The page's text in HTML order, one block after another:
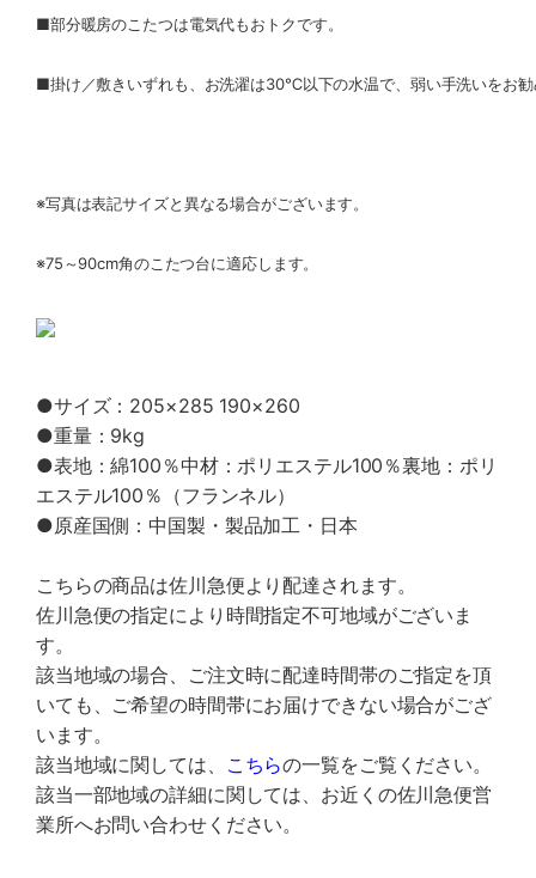
■部分暖房のこたつは電気代もおトクです。
■掛け／敷きいずれも、お洗濯は30℃以下の水温で、弱い手洗いをお
※写真は表記サイズと異なる場合がございます。
※75～90cm角のこたつ台に適応します。
●サイズ：205×285 190×260
●重量：9kg
●表地：綿100％中材：ポリエステル100％裏地：ポリ
エステル100％（フランネル）
●原産国側：中国製・製品加工・日本
こちらの商品は佐川急便より配達されます。
佐川急便の指定により時間指定不可地域がございま
す。
該当地域の場合、ご注文時に配達時間帯のご指定を頂
いても、ご希望の時間帯にお届けできない場合がござ
います。
該当地域に関しては、
こちらの一覧をご覧ください。
該当一部地域の詳細に関しては、お近くの佐川急便営
業所へお問い合わせください。